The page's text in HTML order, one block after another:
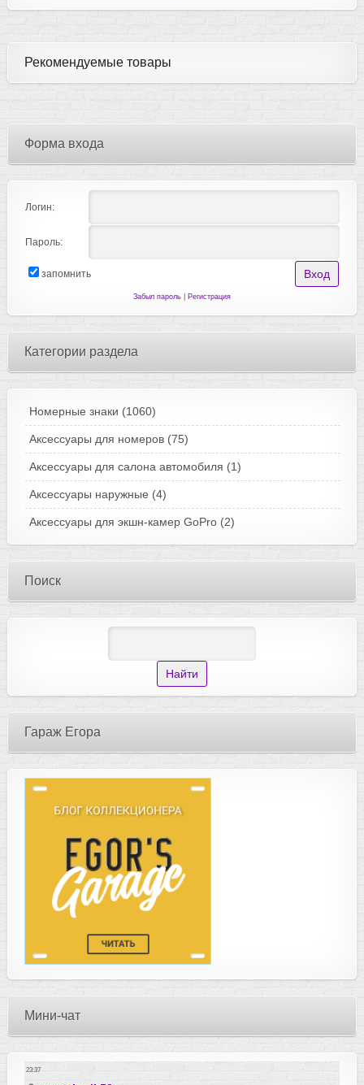
Рекомендуемые товары
Форма входа
Логин:
Пароль:
запомнить
Забыл пароль| Регистрация
Категории раздела
Номерные знаки (1060)
Аксессуары для номеров (75)
Аксессуары для салона автомобиля (1)
Аксессуары наружные (4)
Аксессуары для экшн-камер GoPro (2)
Поиск
Гараж Егора
Мини-чат